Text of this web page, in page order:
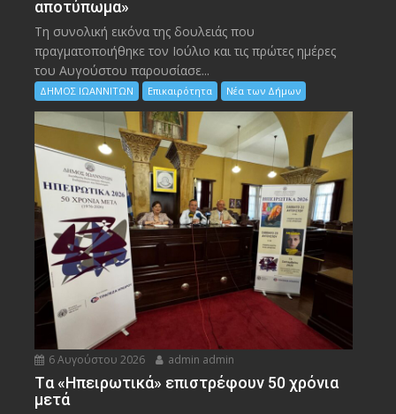
αποτύπωμα»
Τη συνολική εικόνα της δουλειάς που
πραγματοποιήθηκε τον Ιούλιο και τις πρώτες ημέρες
του Αυγούστου παρουσίασε...
ΔΗΜΟΣ ΙΩΑΝΝΙΤΩΝ Επικαιρότητα Νέα των Δήμων
6 Αυγούστου 2026 admin admin
Tα «Ηπειρωτικά» επιστρέφουν 50 χρόνια
μετά